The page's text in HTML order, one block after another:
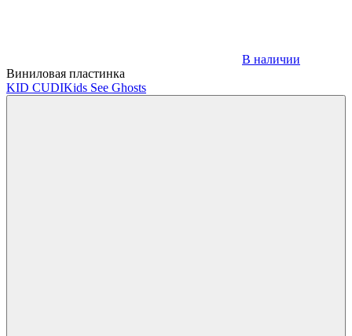
В наличии
Виниловая пластинка
KID CUDIKids See Ghosts